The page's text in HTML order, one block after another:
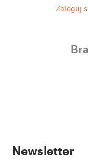
Zaloguj
Newsletter